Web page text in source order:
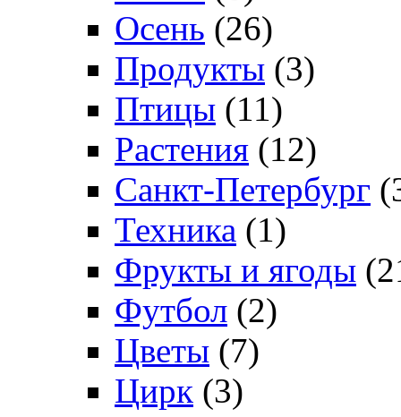
Осень (26)
Продукты (3)
Птицы (11)
Растения (12)
Санкт-Петербург
Техника (1)
Фрукты и ягоды
Футбол (2)
Цветы (7)
Цирк (3)